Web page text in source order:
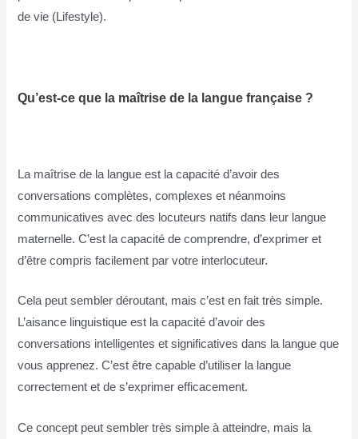
de vie (Lifestyle).
Qu’est-ce que la maîtrise de la langue française ?
La maîtrise de la langue est la capacité d’avoir des
conversations complètes, complexes et néanmoins
communicatives avec des locuteurs natifs dans leur langue
maternelle. C’est la capacité de comprendre, d’exprimer et
d’être compris facilement par votre interlocuteur.
Cela peut sembler déroutant, mais c’est en fait très simple.
L’aisance linguistique est la capacité d’avoir des
conversations intelligentes et significatives dans la langue que
vous apprenez. C’est être capable d’utiliser la langue
correctement et de s’exprimer efficacement.
Ce concept peut sembler très simple à atteindre, mais la